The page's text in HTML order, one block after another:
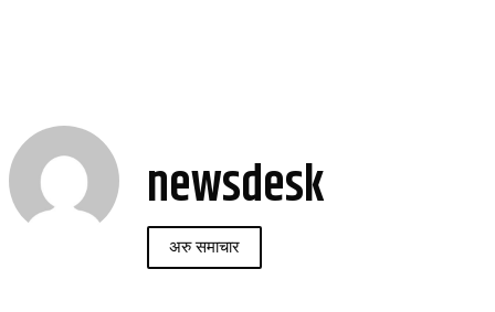
newsdesk
अरु समाचार